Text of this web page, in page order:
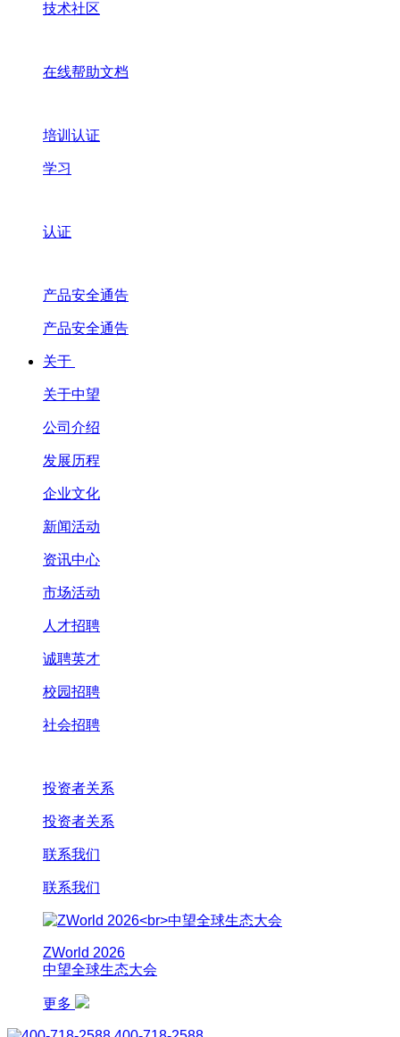
技术社区
在线帮助文档
培训认证
学习
认证
产品安全通告
产品安全通告
关于
关于中望
公司介绍
发展历程
企业文化
新闻活动
资讯中心
市场活动
人才招聘
诚聘英才
校园招聘
社会招聘
投资者关系
投资者关系
联系我们
联系我们
ZWorld 2026
中望全球生态大会
更多